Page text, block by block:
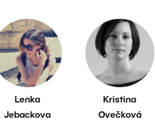
Lenka
Jebackova
Kristina
Ovečková